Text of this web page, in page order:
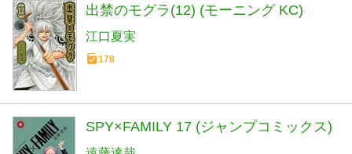
出禁のモグラ(12) (モーニング KC)
江口夏実
178
SPY×FAMILY 17 (ジャンプコミックス)